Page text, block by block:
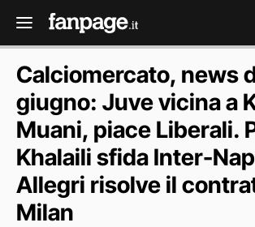
Calciomercato, news
giugno: Juve vicina a
Muani, piace Liberali.
Khalaili sfida Inter-
Allegri risolve il
Milan